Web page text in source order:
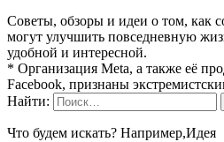
Советы, обзоры и идеи о том, как
могут улучшить повседневную
удобной и интересной.
* Организация Meta, а также её
Facebook, признаны
Найти:
Что будем искать? Например,Идея